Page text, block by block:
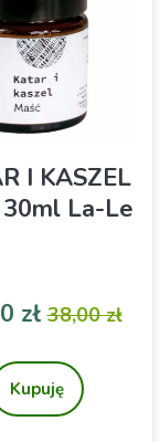
I KASZEL
La-Le
eterycznych
złCena
38,00 zł
Kupuję